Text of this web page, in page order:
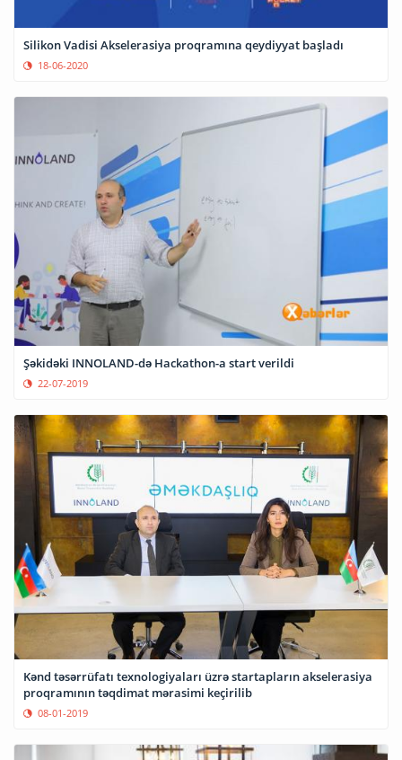
Silikon Vadisi Akselerasiya proqramına qeydiyyat başladı
18-06-2020
Şəkidəki INNOLAND-də Hackathon-a start verildi
22-07-2019
Kənd təsərrüfatı texnologiyaları üzrə startapların akselerasiya
proqramının təqdimat mərasimi keçirilib
08-01-2019